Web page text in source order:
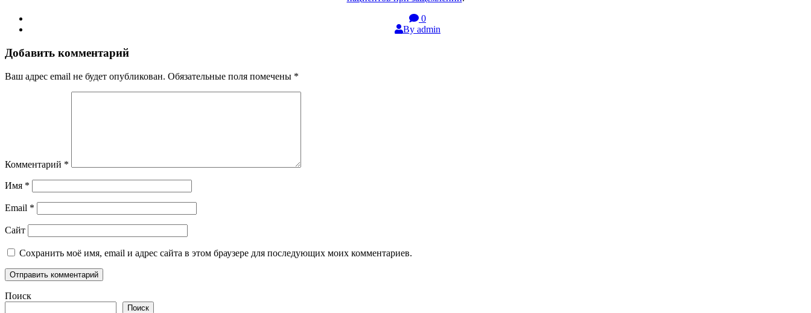
0
By admin
Добавить комментарий
Ваш адрес email не будет опубликован. Обязательные поля помечены *
Комментарий *
Имя *
Email *
Сайт
Сохранить моё имя, email и адрес сайта в этом браузере для последующих моих комментариев.
Поиск
Поиск